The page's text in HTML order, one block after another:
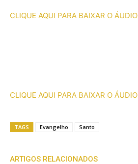
CLIQUE AQUI PARA BAIXAR O ÁUDIO
CLIQUE AQUI PARA BAIXAR O ÁUDIO
TAGS Evangelho Santo
ARTIGOS RELACIONADOS